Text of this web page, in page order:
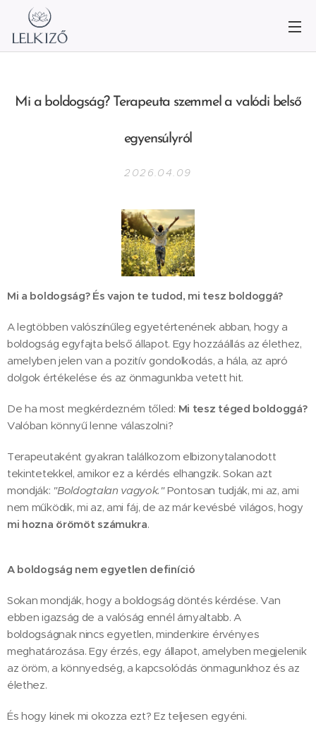
Mi a boldogság? Terapeuta szemmel a valódi belső
egyensúlyról
2026.04.09
Mi a boldogság? És vajon te tudod, mi tesz boldoggá?
A legtöbben valószínűleg egyetértenének abban, hogy a
boldogság egyfajta belső állapot. Egy hozzáállás az élethez,
amelyben jelen van a pozitív gondolkodás, a hála, az apró
dolgok értékelése és az önmagunkba vetett hit.
De ha most megkérdezném tőled: Mi tesz téged boldoggá?
Valóban könnyű lenne válaszolni?
Terapeutaként gyakran találkozom elbizonytalanodott
tekintetekkel, amikor ez a kérdés elhangzik. Sokan azt
mondják: "Boldogtalan vagyok."Pontosan tudják, mi az, ami
nem működik, mi az, ami fáj, de az már kevésbé világos, hogy
mi hozna örömöt számukra.
A boldogság nem egyetlen definíció
Sokan mondják, hogy a boldogság döntés kérdése. Van
ebben igazság de a valóság ennél árnyaltabb. A
boldogságnak nincs egyetlen, mindenkire érvényes
meghatározása. Egy érzés, egy állapot, amelyben megjelenik
az öröm, a könnyedség, a kapcsolódás önmagunkhoz és az
élethez.
És hogy kinek mi okozza ezt? Ez teljesen egyéni.